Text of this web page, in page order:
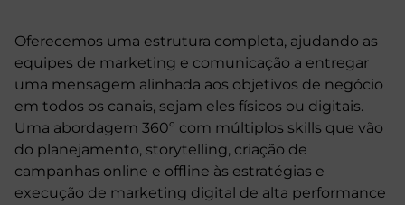
Oferecemos uma estrutura completa, ajudando as
equipes de marketing e comunicação a entregar
uma mensagem alinhada aos objetivos de negócio
em todos os canais, sejam eles físicos ou digitais.
Uma abordagem 360º com múltiplos skills que vão
do planejamento, storytelling, criação de
campanhas online e offline às estratégias e
execução de marketing digital de alta performance